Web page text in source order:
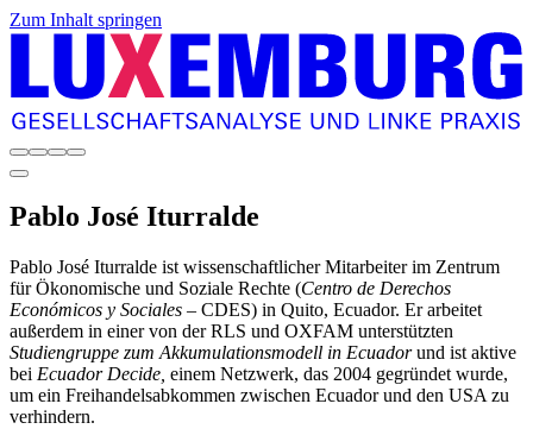
Zum Inhalt springen
Pablo José Iturralde
Pablo José Iturralde ist wissenschaftlicher Mitarbeiter im Zentrum
für Ökonomische und Soziale Rechte (Centro de Derechos
Económicos y Sociales – CDES) in Quito, Ecuador. Er arbeitet
außerdem in einer von der RLS und OXFAM unterstützten
Studiengruppe zum Akkumulationsmodell in Ecuadorund ist aktive
bei Ecuador Decide, einem Netzwerk, das 2004 gegründet wurde,
um ein Freihandelsabkommen zwischen Ecuador und den USA zu
verhindern.